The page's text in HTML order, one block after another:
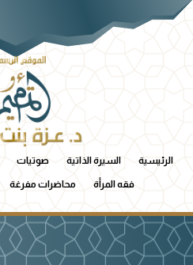
الرئيسية السيرة الذاتية صوتيات
فقه المرأة محاضرات مفرغة